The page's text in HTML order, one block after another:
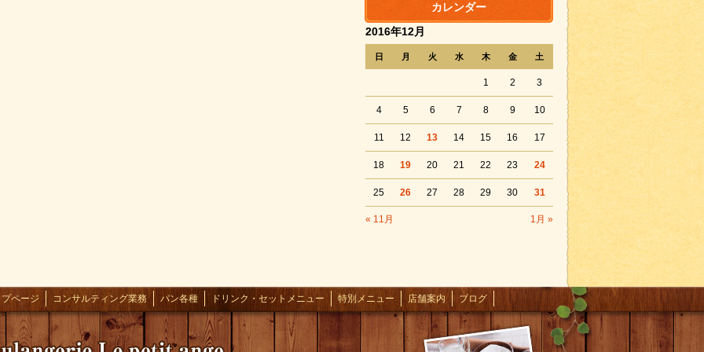
カレンダー
2016年12月
日 月 火 水 木 金 土
« 11月 1月 »
1 2 3
4 5 6 7 8 9 10
11 12 13 14 15 16 17
18 19 20 21 22 23 24
25 26 27 28 29 30 31
ページ コンサルティング業務 パン各種 ドリンク・セットメニュー 特別メニュー 店舗案内 ブログ